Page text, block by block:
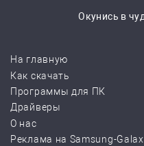
Окунись в
На главную
Как скачать
Программы для ПК
Драйверы
О нас
Реклама на Samsung-